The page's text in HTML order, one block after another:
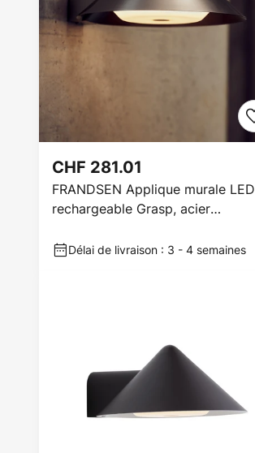
FRANDSEN Applique murale LED
rechargeable Grasp, acier
CHF 281.01
Délai de livraison : 3 - 4 semaines